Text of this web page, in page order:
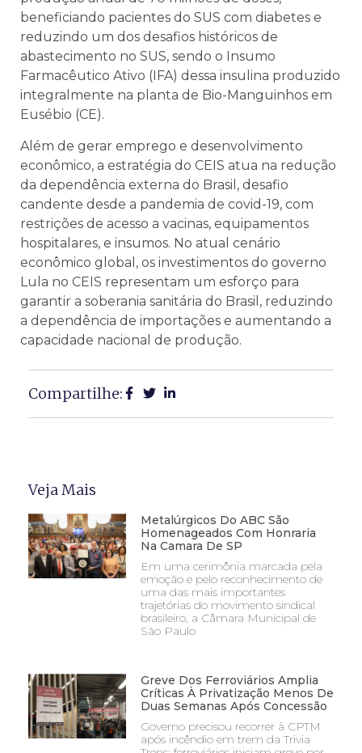
beneficiando pacientes do SUS com diabetes e
reduzindo um dos desafios históricos de
abastecimento no SUS, sendo o Insumo
Farmacêutico Ativo (IFA) dessa insulina produzido
integralmente na planta de Bio-Manguinhos em
Eusébio (CE).
Além de gerar emprego e desenvolvimento
econômico, a estratégia do CEIS atua na redução
da dependência externa do Brasil, desafio
candente desde a pandemia de covid-19, com
restrições de acesso a vacinas, equipamentos
hospitalares, e insumos. No atual cenário
econômico global, os investimentos do governo
Lula no CEIS representam um esforço para
garantir a soberania sanitária do Brasil, reduzindo
a dependência de importações e aumentando a
capacidade nacional de produção.
Compartilhe:
Veja Mais
Metalúrgicos Do ABC São
Homenageados Com Honraria
Na Camara De SP
Em uma cerimônia marcada pela
emoção e pelo reconhecimento de
uma das mais importantes
trajetórias do movimento sindical
brasileiro, a Câmara Municipal de
São Paulo
Greve Dos Ferroviários Amplia
Críticas À Privatização Menos De
Duas Semanas Após Concessão
Governo precisou recorrer à CPTM
após incêndio em trem da Trivia